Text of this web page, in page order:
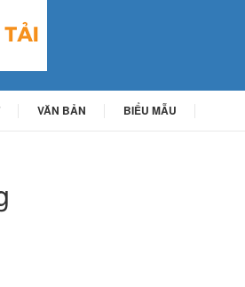
VĂN BẢN BIỂU MẪU